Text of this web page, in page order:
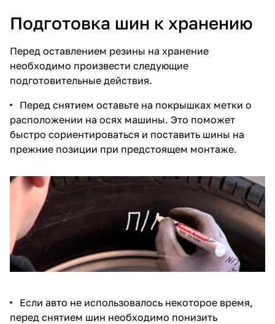
Подготовка шин к хранению
Перед оставлением резины на хранение
необходимо произвести следующие
подготовительные действия.
Перед снятием оставьте на покрышках метки о
расположении на осях машины. Это поможет
быстро сориентироваться и поставить шины на
прежние позиции при предстоящем монтаже.
Если авто не использовалось некоторое время,
перед снятием шин необходимо понизить